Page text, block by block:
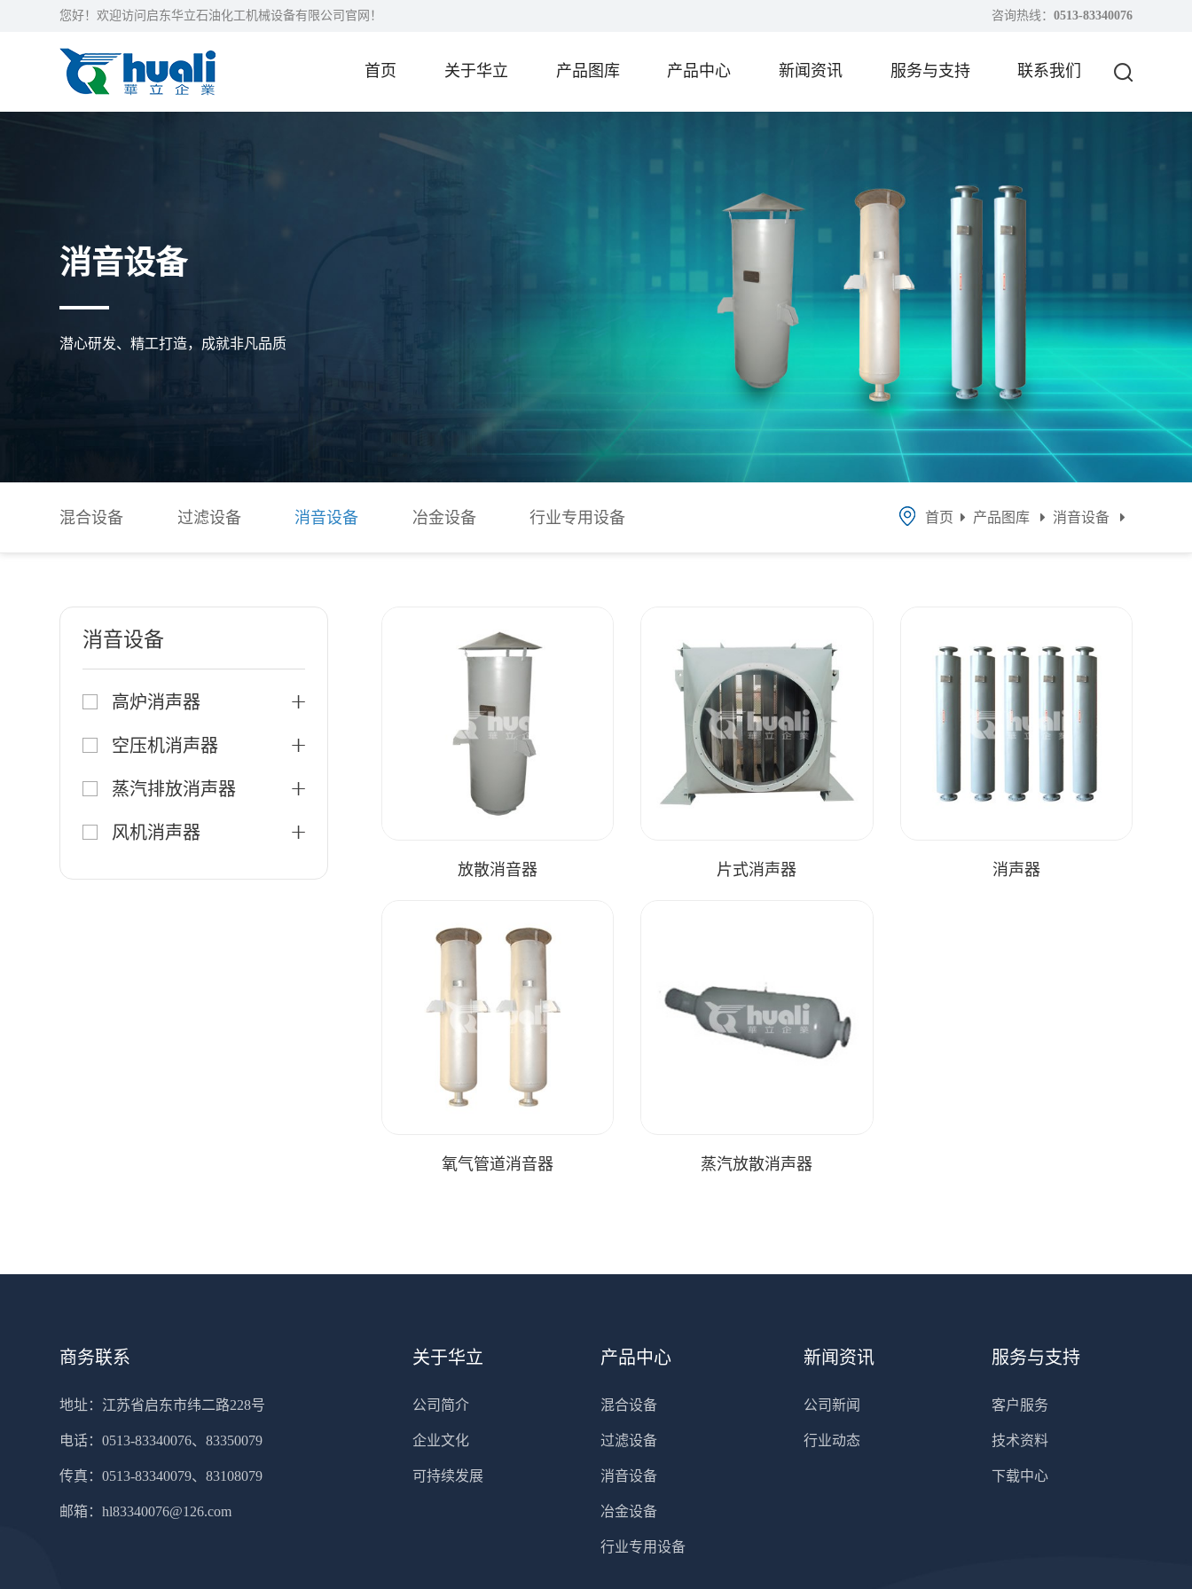
您好！欢迎访问启东华立石油化工机械设备有限公司官网！ 咨询热线： 0513-83340076
首页 关于华立 产品图库 产品中心 新闻资讯 服务与支持 联系我们
消音设备
潜心研发、精工打造，成就非凡品质
混合设备 过滤设备 消音设备 冶金设备 行业专用设备 首页 产品图库 消音设备
消音设备
高炉消声器
空压机消声器
蒸汽排放消声器
风机消声器
放散消音器 片式消声器 消声器
氧气管道消音器 蒸汽放散消声器
商务联系
地址：江苏省启东市纬二路228号
电话：0513-83340076、83350079
传真：0513-83340079、83108079
邮箱： hl83340076@126.com
关于华立
公司简介
企业文化
可持续发展
产品中心
混合设备
过滤设备
消音设备
冶金设备
行业专用设备
新闻资讯
公司新闻
行业动态
服务与支持
客户服务
技术资料
下载中心